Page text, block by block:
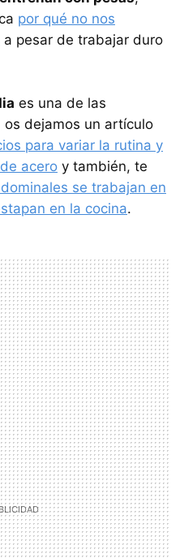
por qué no nos
a pesar de trabajar duro
es una de las
dejamos un artículo
para variar la rutina y
acero y también, te
se trabajan en
en la cocina.